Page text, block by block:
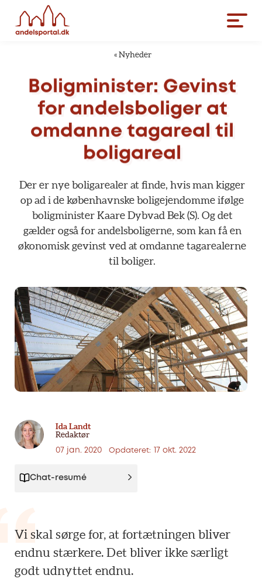
« Nyheder
Boligminister: Gevinst
for andelsboliger at
omdanne tagareal til
boligareal
Der er nye boligarealer at finde, hvis man kigger
op ad i de københavnske boligejendomme ifølge
boligminister Kaare Dybvad Bek (S). Og det
gælder også for andelsboligerne, som kan få en
økonomisk gevinst ved at omdanne tagarealerne
til boliger.
Ida Landt
Redaktør
07 jan. 2020 Opdateret: 17 okt. 2022
Chat-resumé
Vi skal sørge for, at fortætningen bliver
endnu stærkere. Det bliver ikke særligt
godt udnyttet endnu.